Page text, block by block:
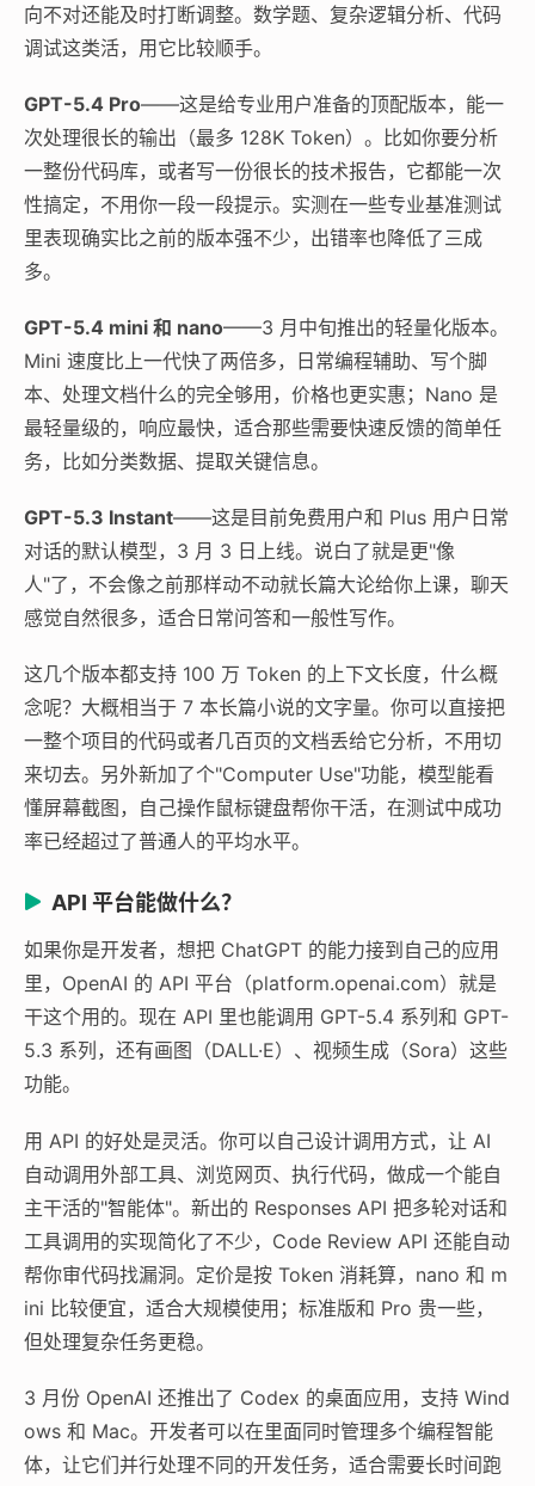
向不对还能及时打断调整。数学题、复杂逻辑分析、代码
调试这类活，用它比较顺手。
GPT-5.4 Pro——这是给专业用户准备的顶配版本，能一
次处理很长的输出（最多 128K Token）。比如你要分析
一整份代码库，或者写一份很长的技术报告，它都能一次
性搞定，不用你一段一段提示。实测在一些专业基准测试
里表现确实比之前的版本强不少，出错率也降低了三成
多。
GPT-5.4 mini 和 nano——3 月中旬推出的轻量化版本。
Mini 速度比上一代快了两倍多，日常编程辅助、写个脚
本、处理文档什么的完全够用，价格也更实惠；Nano 是
最轻量级的，响应最快，适合那些需要快速反馈的简单任
务，比如分类数据、提取关键信息。
GPT-5.3 Instant——这是目前免费用户和 Plus 用户日常
对话的默认模型，3 月 3 日上线。说白了就是更"像
人"了，不会像之前那样动不动就长篇大论给你上课，聊天
感觉自然很多，适合日常问答和一般性写作。
这几个版本都支持 100 万 Token 的上下文长度，什么概
念呢？大概相当于 7 本长篇小说的文字量。你可以直接把
一整个项目的代码或者几百页的文档丢给它分析，不用切
来切去。另外新加了个"Computer Use"功能，模型能看
懂屏幕截图，自己操作鼠标键盘帮你干活，在测试中成功
率已经超过了普通人的平均水平。
API 平台能做什么？
如果你是开发者，想把 ChatGPT 的能力接到自己的应用
里，OpenAI 的 API 平台（platform.openai.com）就是
干这个用的。现在 API 里也能调用 GPT-5.4 系列和 GPT-
5.3 系列，还有画图（DALL·E）、视频生成（Sora）这些
功能。
用 API 的好处是灵活。你可以自己设计调用方式，让 AI
自动调用外部工具、浏览网页、执行代码，做成一个能自
主干活的"智能体"。新出的 Responses API 把多轮对话和
工具调用的实现简化了不少，Code Review API 还能自动
帮你审代码找漏洞。定价是按 Token 消耗算，nano 和 m
ini 比较便宜，适合大规模使用；标准版和 Pro 贵一些，
但处理复杂任务更稳。
3 月份 OpenAI 还推出了 Codex 的桌面应用，支持 Wind
ows 和 Mac。开发者可以在里面同时管理多个编程智能
体，让它们并行处理不同的开发任务，适合需要长时间跑